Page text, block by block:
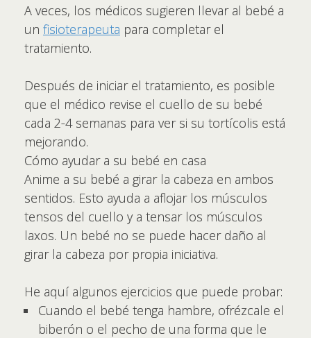
A veces, los médicos sugieren llevar al bebé a
un fisioterapeuta para completar el
tratamiento.
Después de iniciar el tratamiento, es posible
que el médico revise el cuello de su bebé
cada 2-4 semanas para ver si su tortícolis está
mejorando.
Cómo ayudar a su bebé en casa
Anime a su bebé a girar la cabeza en ambos
sentidos. Esto ayuda a aflojar los músculos
tensos del cuello y a tensar los músculos
laxos. Un bebé no se puede hacer daño al
girar la cabeza por propia iniciativa.
He aquí algunos ejercicios que puede probar:
Cuando el bebé tenga hambre, ofrézcale el
biberón o el pecho de una forma que le